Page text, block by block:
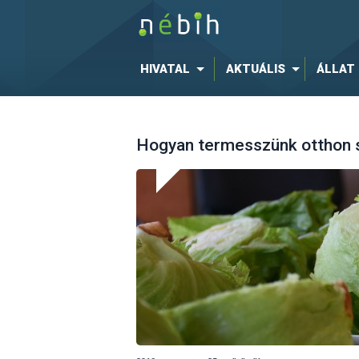
HIVATAL AKTUÁLIS ÁLLAT
Hogyan termesszünk otthon